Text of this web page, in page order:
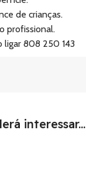
de crianças.
profissional.
ligar 808 250 143
interessar...